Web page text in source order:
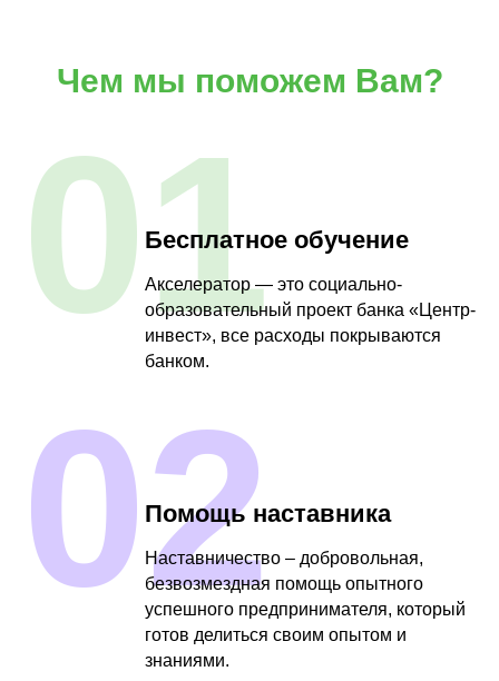
Чем мы поможем Вам?
Бесплатное обучение
Акселератор — это социально-
образовательный проект банка «Центр-
инвест», все расходы покрываются
банком.
01
Помощь наставника
Наставничество – добровольная,
безвозмездная помощь опытного
успешного предпринимателя, который
готов делиться своим опытом и
знаниями.
02